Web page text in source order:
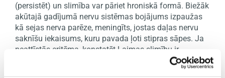
(persistēt) un slimība var pāriet hroniskā formā. Biežāk
akūtajā gadījumā nervu sistēmas bojājums izpaužas
kā sejas nerva parēze, meningīts, jostas daļas nervu
saknīšu iekaisums, kuru pavada ļoti stipras sāpes. Ja
neattīstās eritēma, konstatēt Laimas slimību ir
sarežģīti. Specifiskas antivielas pret borēlijām veidojas
lēni (anti Borrelia IgM 2-4 nedēļas pēc inficēšanas, IgG